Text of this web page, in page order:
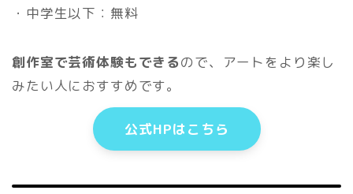
・中学生以下：無料
創作室で芸術体験もできるので、アートをより楽し
みたい人におすすめです。
公式HPはこちら